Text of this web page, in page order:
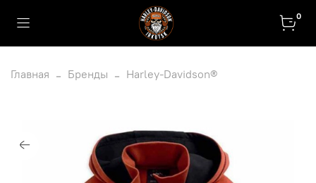
0
Главная Бренды Harley-Davidson®